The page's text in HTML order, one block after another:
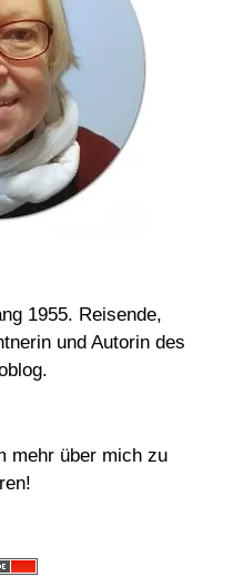
1955. Reisende,
und Autorin des
mehr über mich zu